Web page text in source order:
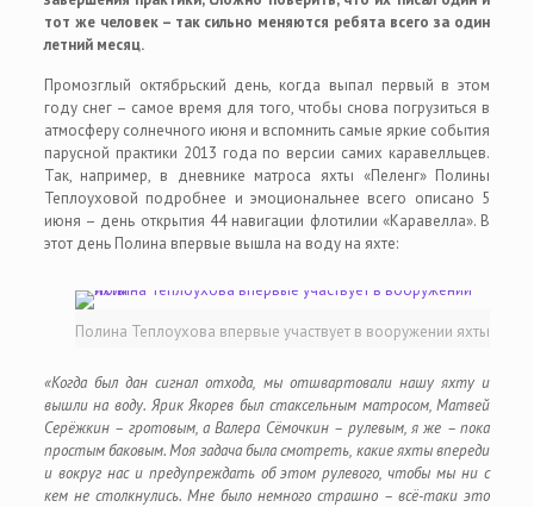
тот же человек – так сильно меняются ребята всего за один
летний месяц.
Промозглый октябрьский день, когда выпал первый в этом
году снег – самое время для того, чтобы снова погрузиться в
атмосферу солнечного июня и вспомнить самые яркие события
парусной практики 2013 года по версии самих каравелльцев.
Так, например, в дневнике матроса яхты «Пеленг» Полины
Теплоуховой подробнее и эмоциональнее всего описано 5
июня – день открытия 44 навигации флотилии «Каравелла». В
этот день Полина впервые вышла на воду на яхте:
Полина Теплоухова впервые участвует в вооружении яхты
«Когда был дан сигнал отхода, мы отшвартовали нашу яхту и
вышли на воду. Ярик Якорев был стаксельным матросом, Матвей
Серёжкин – гротовым, а Валера Сёмочкин – рулевым, я же – пока
простым баковым. Моя задача была смотреть, какие яхты впереди
и вокруг нас и предупреждать об этом рулевого, чтобы мы ни с
кем не столкнулись. Мне было немного страшно – всё-таки это